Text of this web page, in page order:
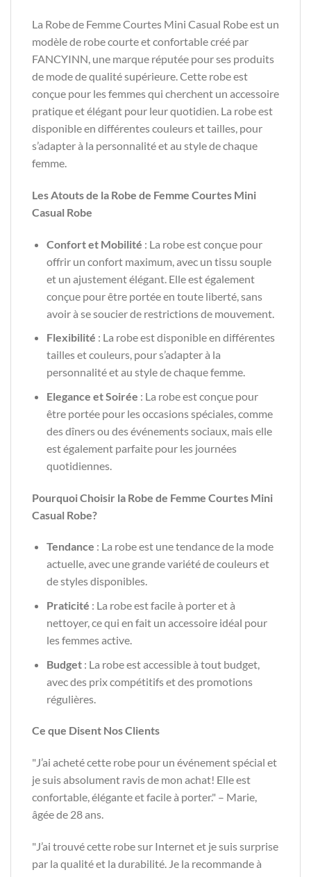
La Robe de Femme Courtes Mini Casual Robe est un
modèle de robe courte et confortable créé par
FANCYINN, une marque réputée pour ses produits
de mode de qualité supérieure. Cette robe est
conçue pour les femmes qui cherchent un accessoire
pratique et élégant pour leur quotidien. La robe est
disponible en différentes couleurs et tailles, pour
s’adapter à la personnalité et au style de chaque
femme.
Les Atouts de la Robe de Femme Courtes Mini
Casual Robe
Confort et Mobilité : La robe est conçue pour
offrir un confort maximum, avec un tissu souple
et un ajustement élégant. Elle est également
conçue pour être portée en toute liberté, sans
avoir à se soucier de restrictions de mouvement.
Flexibilité : La robe est disponible en différentes
tailles et couleurs, pour s’adapter à la
personnalité et au style de chaque femme.
Elegance et Soirée : La robe est conçue pour
être portée pour les occasions spéciales, comme
des dîners ou des événements sociaux, mais elle
est également parfaite pour les journées
quotidiennes.
Pourquoi Choisir la Robe de Femme Courtes Mini
Casual Robe?
Tendance : La robe est une tendance de la mode
actuelle, avec une grande variété de couleurs et
de styles disponibles.
Praticité : La robe est facile à porter et à
nettoyer, ce qui en fait un accessoire idéal pour
les femmes active.
Budget: La robe est accessible à tout budget,
avec des prix compétitifs et des promotions
régulières.
Ce que Disent Nos Clients
"J’ai acheté cette robe pour un événement spécial et
je suis absolument ravis de mon achat! Elle est
confortable, élégante et facile à porter." – Marie,
âgée de 28 ans.
"J’ai trouvé cette robe sur Internet et je suis surprise
par la qualité et la durabilité. Je la recommande à